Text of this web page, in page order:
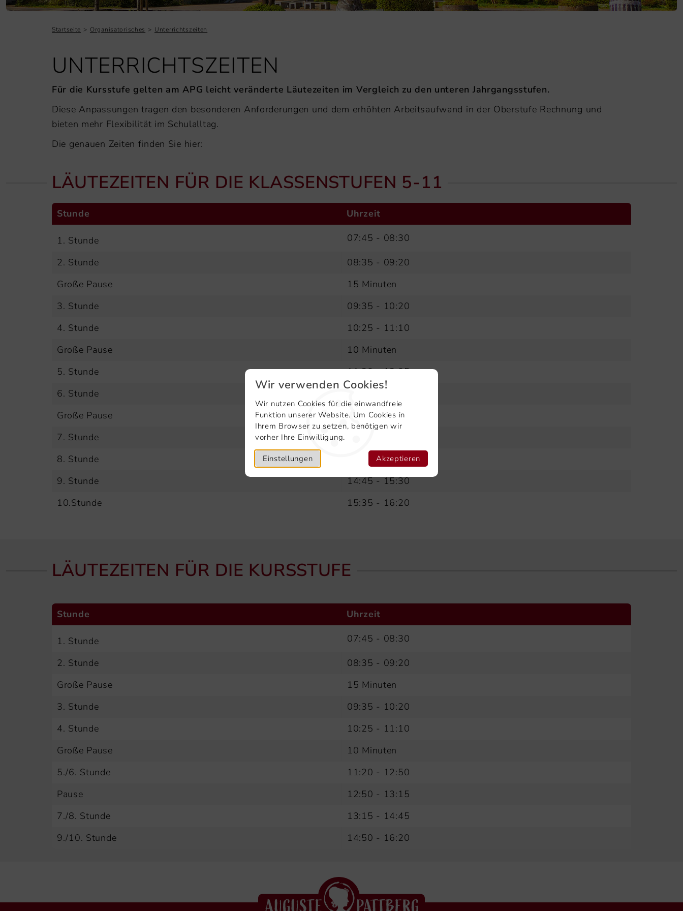
Wir verwenden Cookies!
Wir nutzen Cookies für die einwandfreie
Funktion unserer Website. Um Cookies in
Ihrem Browser zu setzen, benötigen wir
vorher Ihre Einwilligung.
Einstellungen Akzeptieren
Startseite Organisatorisches Unterrichtszeiten
UNTERRICHTSZEITEN
Für die Kursstufe gelten am APG leicht veränderte Läutezeiten im Vergleich zu den unteren Jahrgangsstufen.
Diese Anpassungen tragen den besonderen Anforderungen und dem erhöhten Arbeitsaufwand in der Oberstufe Rechnung und
bieten mehr Flexibilität im Schulalltag.
Die genauen Zeiten finden Sie hier:
LÄUTEZEITEN FÜR DIE KLASSENSTUFEN 5-11
Stunde Uhrzeit
1. Stunde
07:45 - 08:30
2. Stunde
08:35 - 09:20
Große Pause
15 Minuten
3. Stunde
09:35 - 10:20
4. Stunde
10:25 - 11:10
Große Pause
10 Minuten
5. Stunde
11:20 - 12:05
6. Stunde
Große Pause
10 Minuten
7. Stunde
8. Stunde
13:55 - 14:40
9. Stunde
14:45 - 15:30
10.Stunde
15:35 - 16:20
LÄUTEZEITEN FÜR DIE KURSSTUFE
Stunde Uhrzeit
1. Stunde
07:45 - 08:30
2. Stunde
08:35 - 09:20
Große Pause
15 Minuten
3. Stunde
09:35 - 10:20
4. Stunde
10:25 - 11:10
Große Pause
10 Minuten
5./6. Stunde
11:20 - 12:50
Pause
12:50 - 13:15
7./8. Stunde
13:15 - 14:45
9./10. Stunde
14:50 - 16:20